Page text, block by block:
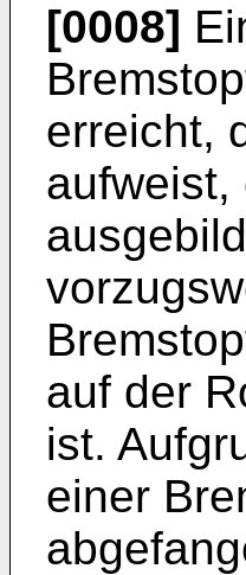
[0008]
erreicht,
aufweist,
auf der
ist.
einer